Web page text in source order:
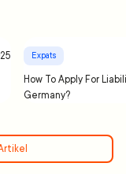
Expats
How To Apply For
Germany?